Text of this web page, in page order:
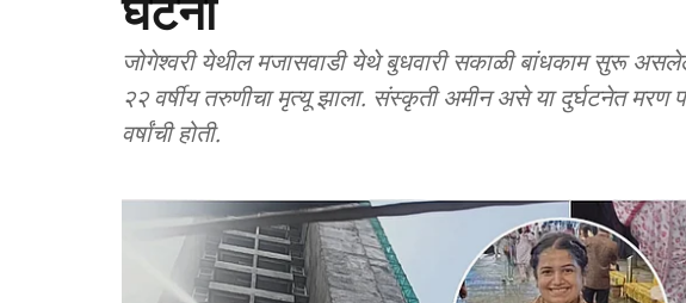
घटना
जोगेश्वरी येथील मजासवाडी येथे बुधवारी सकाळी बांधकाम सुरू
२२ वर्षीय तरुणीचा मृत्यू झाला. संस्कृती अमीन असे या दुर्घटनेत
वर्षांची होती.